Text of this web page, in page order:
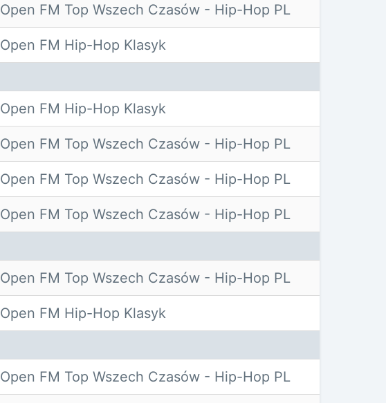
Open FM Top Wszech Czasów - Hip-Hop PL
Open FM Hip-Hop Klasyk
Open FM Hip-Hop Klasyk
Open FM Top Wszech Czasów - Hip-Hop PL
Open FM Top Wszech Czasów - Hip-Hop PL
Open FM Top Wszech Czasów - Hip-Hop PL
Open FM Top Wszech Czasów - Hip-Hop PL
Open FM Hip-Hop Klasyk
Open FM Top Wszech Czasów - Hip-Hop PL